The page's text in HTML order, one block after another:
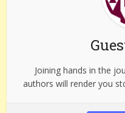
Joining hands in the
authors will render you